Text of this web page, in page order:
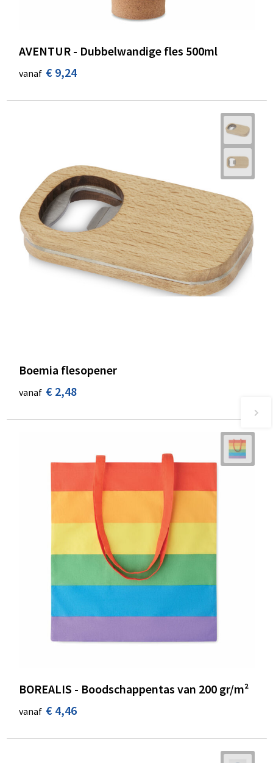
AVENTUR - Dubbelwandige fles 500ml
vanaf € 9,24
Boemia flesopener
vanaf € 2,48
BOREALIS - Boodschappentas van 200 gr/m²
vanaf € 4,46